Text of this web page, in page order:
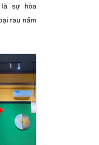
là sự hòa
rau nấm